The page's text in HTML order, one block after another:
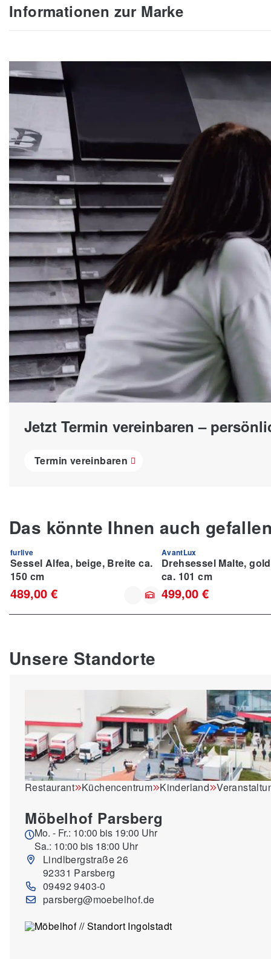
Informationen zur Marke
Jetzt Termin vereinbaren –
Termin vereinbaren
Das könnte Ihnen auch
furlive
Sessel Alfea, beige, Breite ca.
150 cm
489,00 €
AvantLux
Drehsessel Malte,
ca. 101 cm
499,00 €
Unsere Standorte
Restaurant Küchencentrum Kinderland
Möbelhof Parsberg
Mo. - Fr.: 10:00 bis 19:00 Uhr
Sa.: 10:00 bis 18:00 Uhr
Lindlbergstraße 26
92331 Parsberg
09492 9403-0
parsberg@moebelhof.de